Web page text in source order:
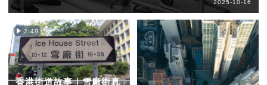
2025-10-16
2:49
香港街道故事｜雪廠街真